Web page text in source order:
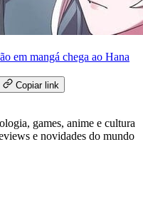
em mangá chega ao Hana
Copiar link
games, anime e cultura
e novidades do mundo